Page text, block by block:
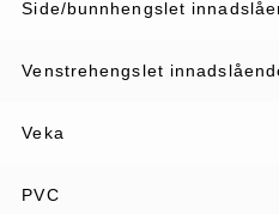
Side/bunnhengslet
Venstrehengslet
Veka
PVC